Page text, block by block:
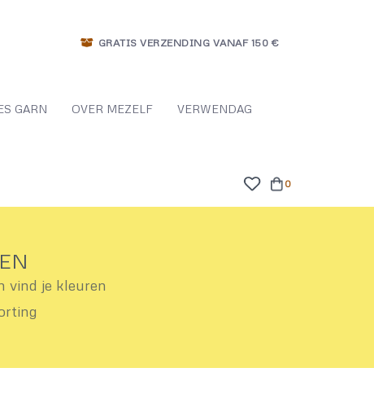
GRATIS VERZENDING VANAF 150 €
GARN OVER MEZELF VERWENDAG
0
vind je kleuren